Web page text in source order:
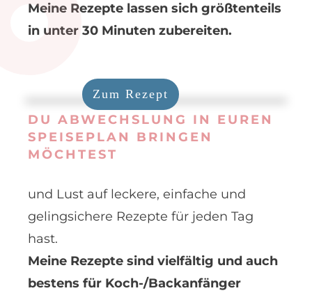
Meine Rezepte lassen sich größtenteils
in unter 30 Minuten zubereiten.
Zum Rezept
DU ABWECHSLUNG IN EUREN
SPEISEPLAN BRINGEN
MÖCHTEST
und Lust auf leckere, einfache und
gelingsichere Rezepte für jeden Tag
hast.
Meine Rezepte sind vielfältig und auch
bestens für Koch-/Backanfänger